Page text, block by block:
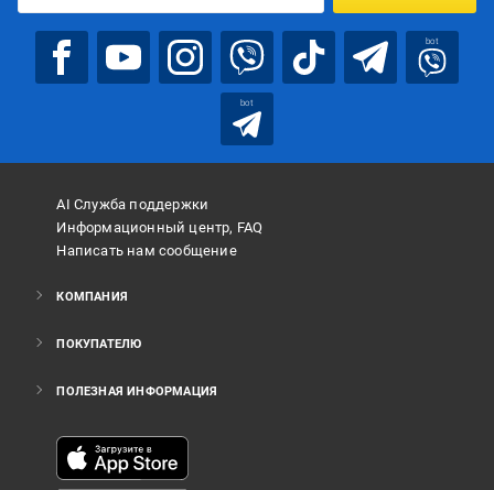
bot
bot
AI Служба поддержки
Информационный центр, FAQ
Написать нам сообщение
КОМПАНИЯ
ПОКУПАТЕЛЮ
ПОЛЕЗНАЯ ИНФОРМАЦИЯ